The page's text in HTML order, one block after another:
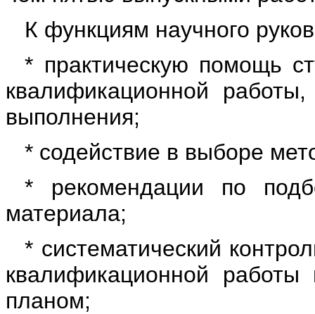
К функциям научного
* практическую помощь
квалификационной
выполнения;
* содействие в выборе
* рекомендации по
материала;
* систематический
квалификационной работы
планом;